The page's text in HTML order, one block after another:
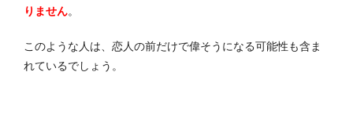
りません。
このような人は、恋人の前だけで偉そうになる可能性も含ま
れているでしょう。